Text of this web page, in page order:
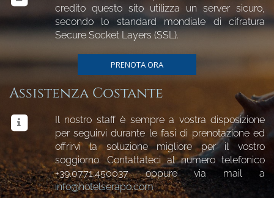
credito questo sito utilizza un server sicuro,
secondo lo standard mondiale di cifratura
Secure Socket Layers (SSL).
PRENOTA ORA
Assistenza Costante
Il nostro staff è sempre a vostra disposizione
per seguirvi durante le fasi di prenotazione ed
offrirvi la soluzione migliore per il vostro
soggiorno. Contattateci al numero telefonico
+39.0771.450037
oppure via mail a
info@hotelserapo.com